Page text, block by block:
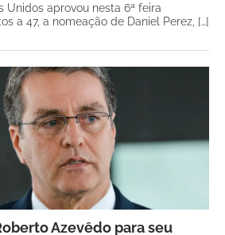
Unidos aprovou nesta 6ª feira
a 47, a nomeação de Daniel Perez, […]
Azevêdo para seu